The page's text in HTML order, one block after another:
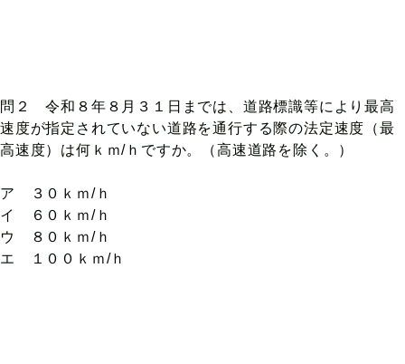
問２ 令和８年８月３１日までは、道路標識等により最高
速度が指定されていない道路を通行する際の法定速度（最
高速度）は何ｋｍ/ｈですか。（高速道路を除く。）
ア ３０ｋｍ/ｈ
イ ６０ｋｍ/ｈ
ウ ８０ｋｍ/ｈ
エ １００ｋｍ/ｈ